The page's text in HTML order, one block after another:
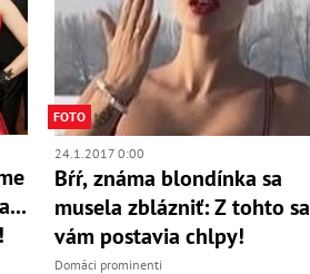
FOTO
24.1.2017 0:00
Bŕŕ, známa blondínka sa
musela zblázniť: Z tohto sa
vám postavia chlpy!
Domáci prominenti